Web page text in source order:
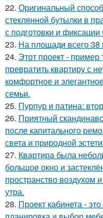
22. Оригинальный
стеклянной бутылки в
с подготовки и фиксации
23. На площади всего 38
24. Этот проект - пример
превратить квартиру с
комфортное и
семьи.
25. Пурпур и патина:
26. Приятный
после капитального
света и природной
27. Квартира была
большое окно и
пространство воздухом
утра.
28. Проект кабинета -